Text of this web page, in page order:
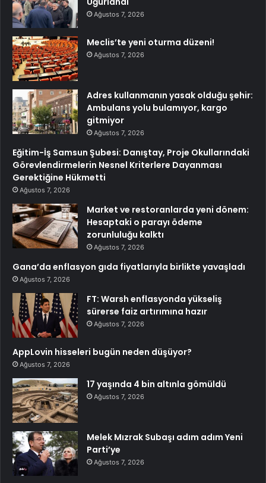
Ağustos 7, 2026
Meclis’te yeni oturma düzeni!
Ağustos 7, 2026
Adres kullanmanın yasak olduğu şehir:
Ambulans yolu bulamıyor, kargo
gitmiyor
Ağustos 7, 2026
Eğitim-İş Samsun Şubesi: Danıştay, Proje Okullarındaki
Görevlendirmelerin Nesnel Kriterlere Dayanması
Gerektiğine Hükmetti
Ağustos 7, 2026
Market ve restoranlarda yeni dönem:
Hesaptaki o parayı ödeme
zorunluluğu kalktı
Ağustos 7, 2026
Gana’da enflasyon gıda fiyatlarıyla birlikte yavaşladı
Ağustos 7, 2026
FT: Warsh enflasyonda yükseliş
sürerse faiz artırımına hazır
Ağustos 7, 2026
AppLovin hisseleri bugün neden düşüyor?
Ağustos 7, 2026
17 yaşında 4 bin altınla gömüldü
Ağustos 7, 2026
Melek Mızrak Subaşı adım adım Yeni
Parti’ye
Ağustos 7, 2026